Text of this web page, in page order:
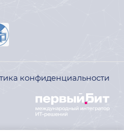
конфиденциальности